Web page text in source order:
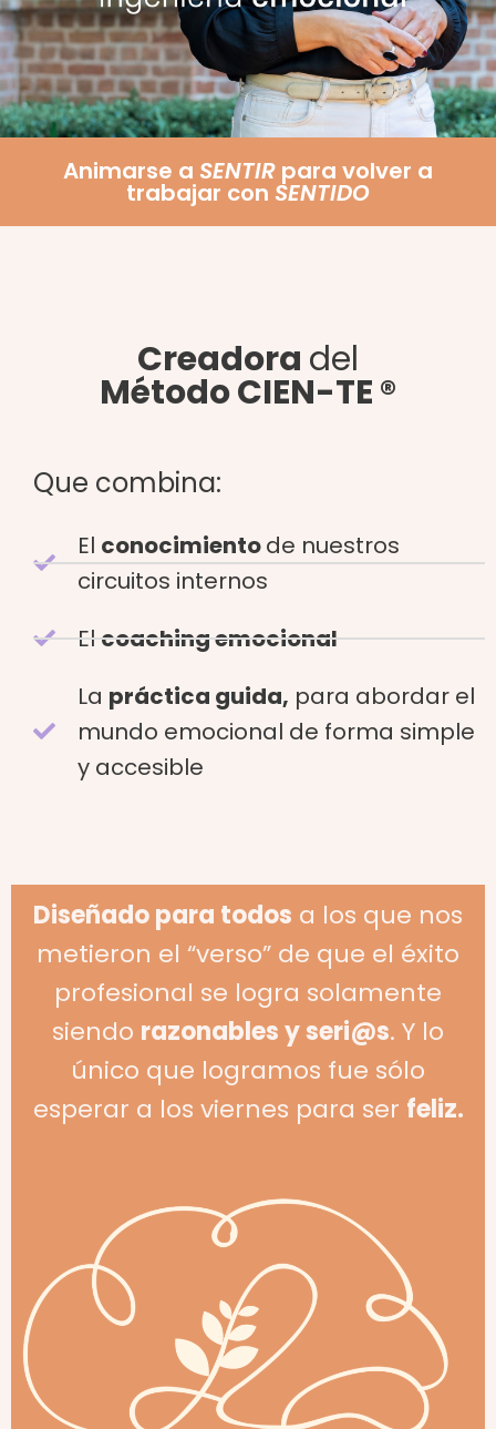
Animarse a SENTIR para volver a
trabajar con SENTIDO
Creadora del
Método CIEN-TE ®
Que combina:
El conocimientode nuestros
circuitos internos
Elcoaching emocional
La práctica guida, para abordar el
mundo emocional de forma simple
y accesible
Diseñado para todos a los que nos
metieron el “verso” de que el éxito
profesional se logra solamente
siendo razonables y seri@s. Y lo
único que logramos fue sólo
esperar a los viernes para ser feliz.